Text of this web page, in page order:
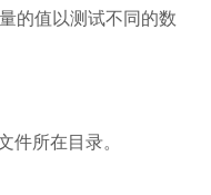
的值以测试不同的数
件所在目录。